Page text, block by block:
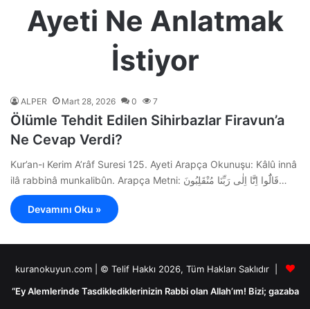
Ayeti Ne Anlatmak
İstiyor
ALPER Mart 28, 2026 0 7
Ölümle Tehdit Edilen Sihirbazlar Firavun’a
Ne Cevap Verdi?
Kur’an-ı Kerim A’râf Suresi 125. Ayeti Arapça Okunuşu: Kâlû innâ
ilâ rabbinâ munkalibûn. Arapça Metni: قَالُٓوا اِنَّٓا اِلٰى رَبِّنَا مُنْقَلِبُونَ…
Devamını Oku »
kuranokuyun.com | © Telif Hakkı 2026, Tüm Hakları Saklıdır |
“Ey Alemlerinde Tasdiklediklerinizin Rabbi olan Allah’ım! Bizi; gazaba